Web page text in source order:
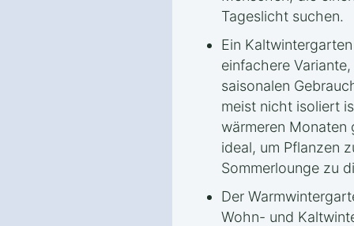
Tageslicht suchen.
Ein
einfachere
saisonalen
meist nicht isoliert
wärmeren
ideal, um Pflanzen
Sommerlounge zu
Der
Wohn- und